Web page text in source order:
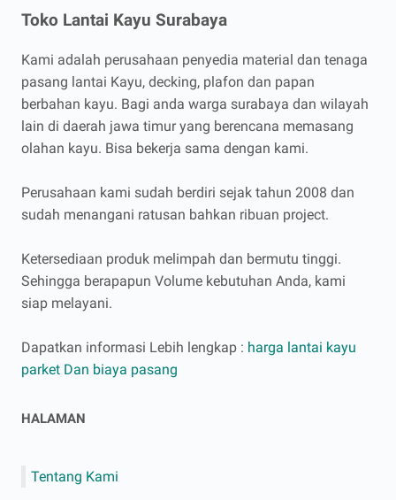
Toko Lantai Kayu Surabaya
Kami adalah perusahaan penyedia material dan tenaga
pasang lantai Kayu, decking, plafon dan papan
berbahan kayu. Bagi anda warga surabaya dan wilayah
lain di daerah jawa timur yang berencana memasang
olahan kayu. Bisa bekerja sama dengan kami.
Perusahaan kami sudah berdiri sejak tahun 2008 dan
sudah menangani ratusan bahkan ribuan project.
Ketersediaan produk melimpah dan bermutu tinggi.
Sehingga berapapun Volume kebutuhan Anda, kami
siap melayani.
Dapatkan informasi Lebih lengkap : harga lantai kayu
parket Dan biaya pasang
HALAMAN
Tentang Kami